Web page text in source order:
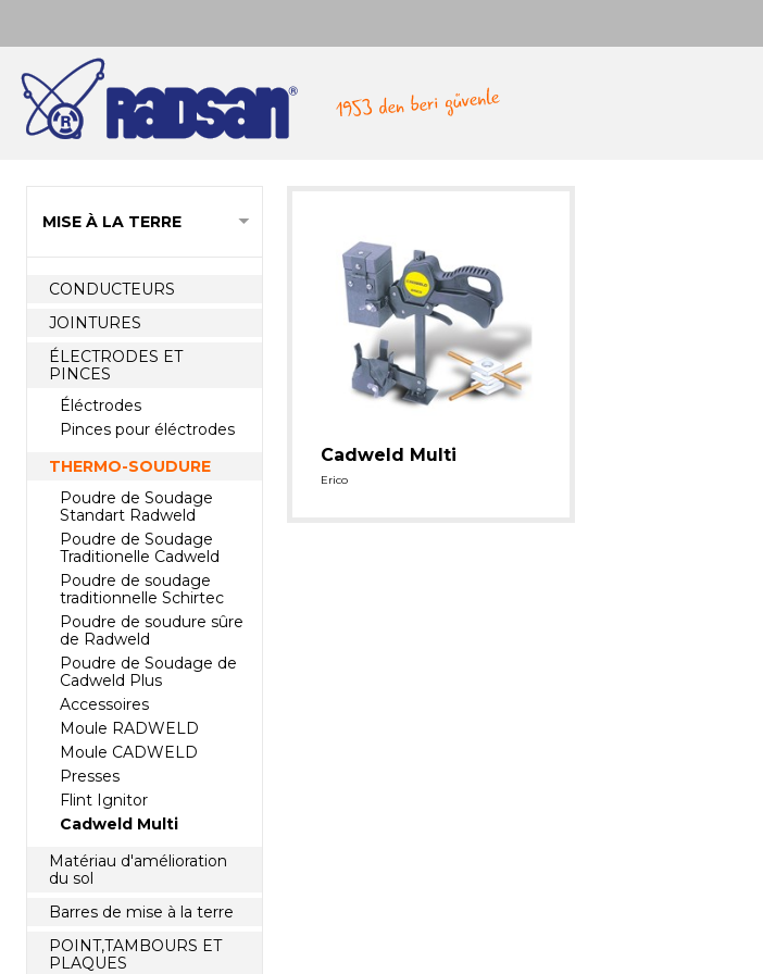
MISE À LA TERRE
CONDUCTEURS
JOINTURES
ÉLECTRODES ET
PINCES
Éléctrodes
Pinces pour éléctrodes
THERMO-SOUDURE
Poudre de Soudage
Standart Radweld
Poudre de Soudage
Traditionelle Cadweld
Poudre de soudage
traditionnelle Schirtec
Poudre de soudure sûre
de Radweld
Poudre de Soudage de
Cadweld Plus
Accessoires
Moule RADWELD
Moule CADWELD
Presses
Flint Ignitor
Cadweld Multi
Matériau d'amélioration
du sol
Barres de mise à la terre
POINT,TAMBOURS ET
PLAQUES
Cadweld Multi
Erico